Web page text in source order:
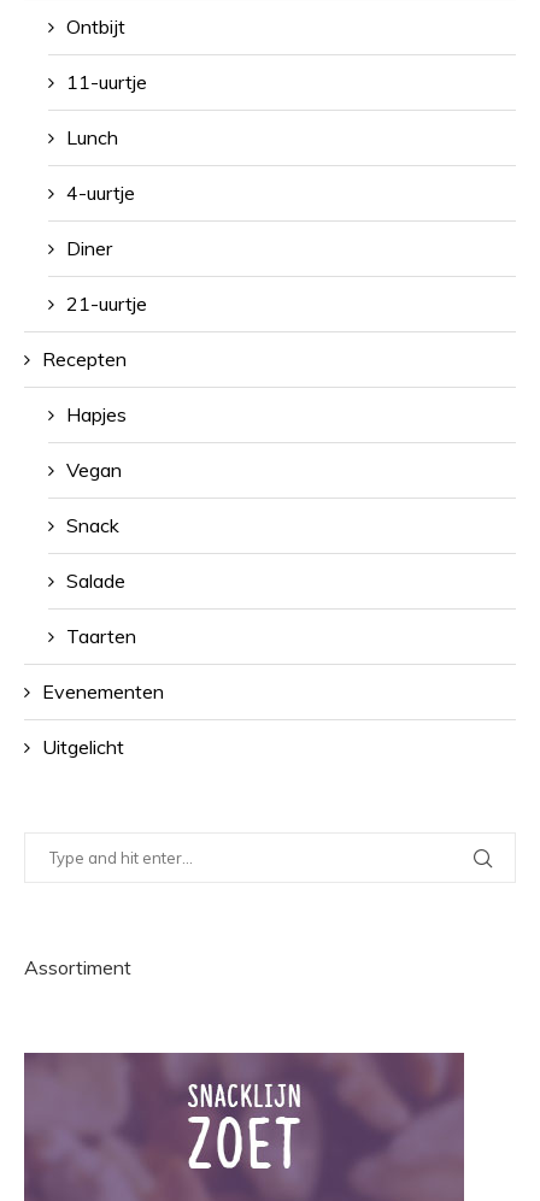
Ontbijt
11-uurtje
Lunch
4-uurtje
Diner
21-uurtje
Recepten
Hapjes
Vegan
Snack
Salade
Taarten
Evenementen
Uitgelicht
Assortiment